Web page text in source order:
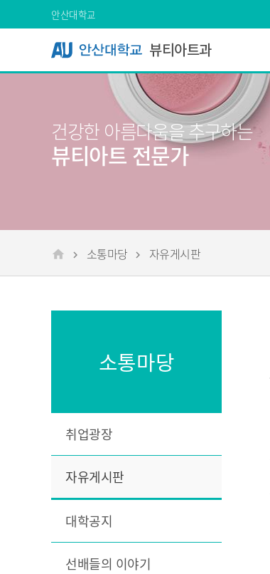
Skip Menu
안산대학교
뷰티아트과
건강한 아름다움을 추구하는
뷰티아트 전문가
메인 소통마당 자유게시판
소통마당
취업광장
자유게시판
대학공지
선배들의 이야기